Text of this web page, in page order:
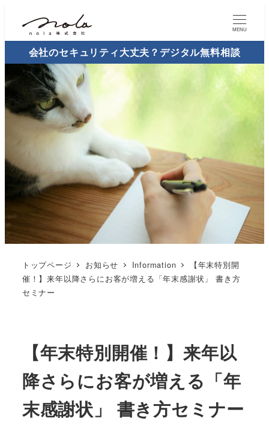
MENU
会社のセキュリティ大丈夫？デジタル無料相談
トップページ お知らせ Information
【年末特別開
催！】来年以降さらにお客が増える「年末感謝状」 書き方
セミナー
【年末特別開催！】来年以
降さらにお客が増える「年
末感謝状」 書き方セミナー